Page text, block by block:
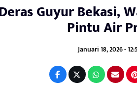
Guyur Bekasi,
Pintu Air
Januari 18, 2026 -